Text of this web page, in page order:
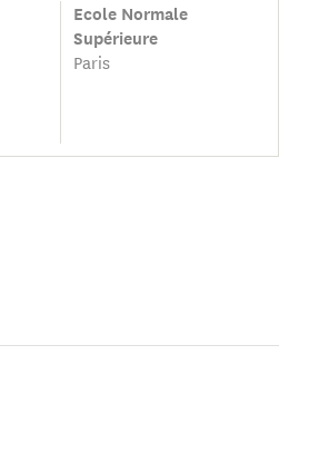
Ecole Normale
Supérieure
Paris